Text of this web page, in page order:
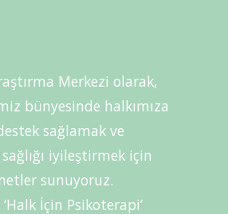
Merkezi olarak,
bünyesinde halkımıza
sağlamak ve
iyileştirmek için
sunuyoruz.
‘Halk İçin Psikoterapi’